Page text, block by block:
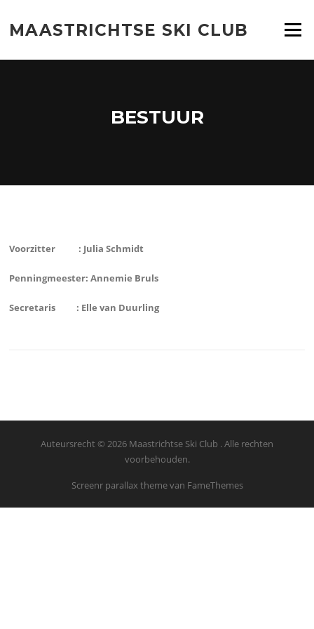
naarMAASTRICHTSE SKI CLUB Menu
BESTUUR
Voorzitter : Julia Schmidt
Penningmeester: Annemie Bruls
Secretaris : Elle van Duurling
Auteursrecht © 2026 Maastrichtse Ski Club . Alle rechten
voorbehouden.
Screenr parallax themevan FameThemes